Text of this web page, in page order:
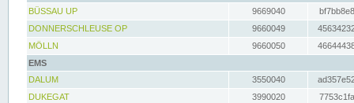
BÜSSAU UP
9669040
DONNERSCHLEUSE OP
9660049
MÖLLN
9660050
EMS
DALUM
3550040
DUKEGAT
3990020